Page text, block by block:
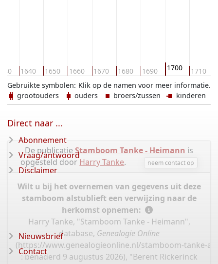
1640 1650 1660 1670 1680 1690 1700 1710
Klik op de namen voor meer informatie.
Gebruikte symbolen:
grootouders
ouders broers/zussen kinderen
De publicatie Stamboom Tanke - Heimann is
opgesteld door Harry Tanke. neem contact op
Wilt u bij het overnemen van gegevens uit deze
stamboom alstublieft een verwijzing naar de
herkomst opnemen:
Harry Tanke, "Stamboom Tanke - Heimann",
database, Genealogie Online
(https://www.genealogieonline.nl/stamboom-tanke-
: benaderd 9 augustus 2026), "Berent Rickerinck
Direct naar ...
Abonnement
Vraag/antwoord
Disclaimer
Nieuwsbrief
Contact